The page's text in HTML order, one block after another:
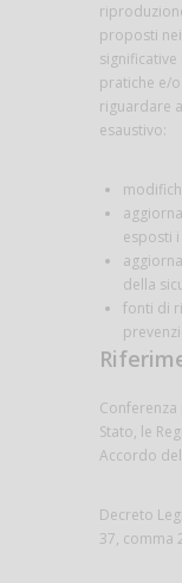
proposti
pratiche e/
riguardare
esaustivo:
esposti
della
fonti di
Stato, le
Accordo
Decreto
37, comma